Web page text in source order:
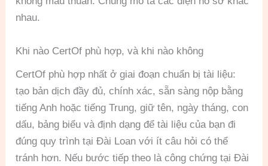
nhau.
Khi nào CertOf phù hợp, và khi nào không
CertOf phù hợp nhất ở giai đoạn chuẩn bị tài liệu:
tạo bản dịch đầy đủ, chính xác, sẵn sàng nộp bằng
tiếng Anh hoặc tiếng Trung, giữ tên, ngày tháng, con
dấu, bảng biểu và định dạng để tài liệu của bạn đi
đúng quy trình tại Đài Loan với ít câu hỏi có thể
tránh hơn. Nếu bước tiếp theo là công chứng tại Đài